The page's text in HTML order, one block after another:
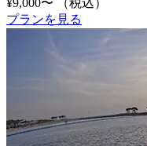
プランを見る